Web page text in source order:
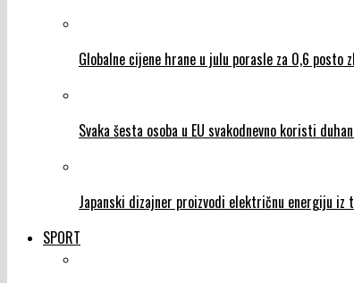
Globalne cijene hrane u julu porasle za 0,6
Svaka šesta osoba u EU svakodnevno koristi
Japanski dizajner proizvodi električnu energiju iz
SPORT